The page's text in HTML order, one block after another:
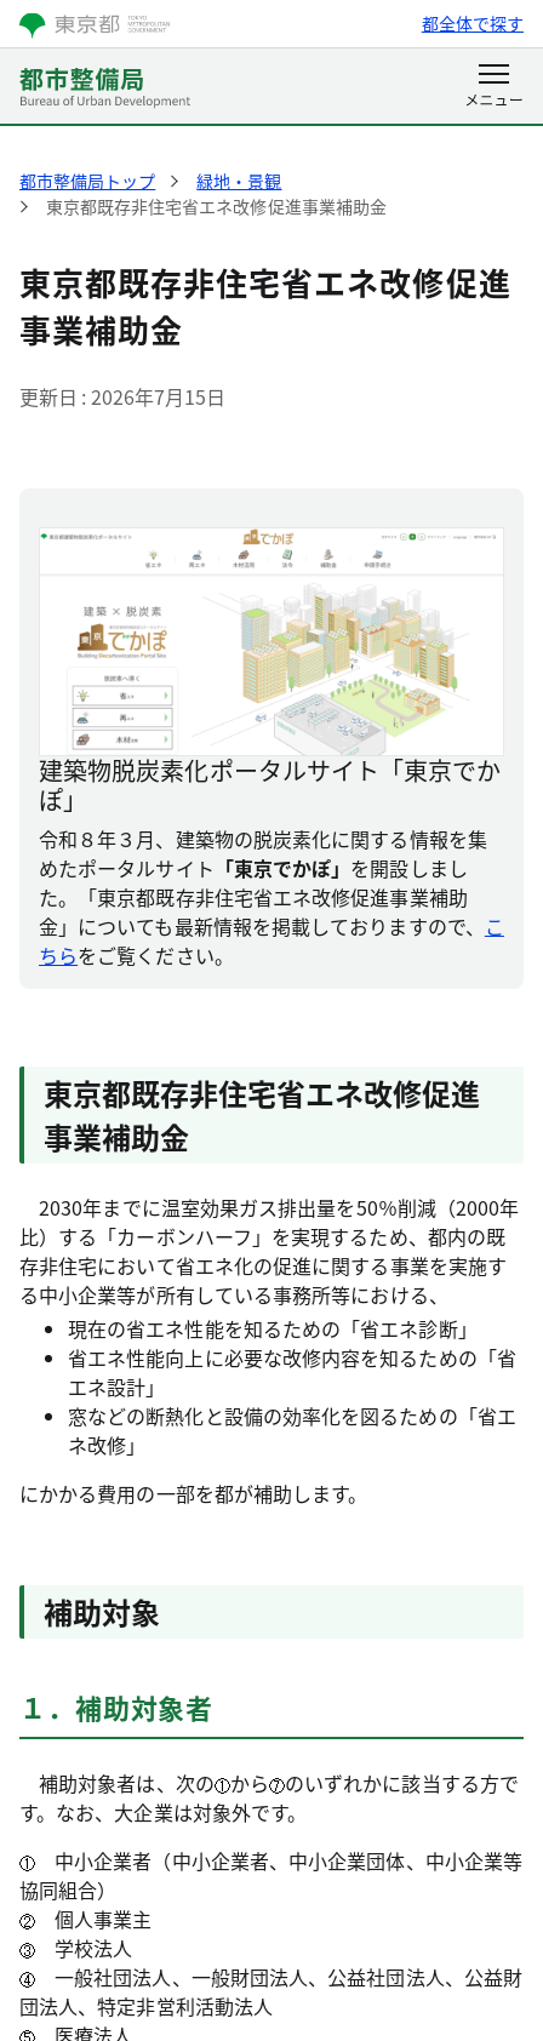
都全体で探す
都市整備局トップ
緑地・景観
東京都既存非住宅省エネ改修促進事業補助金
東京都既存非住宅省エネ改修促進
事業補助金
更新日 2026年7月15日
建築物脱炭素化ポータルサイト「東京でか
ぽ」
令和８年３月、建築物の脱炭素化に関する情報を集
めたポータルサイト 「東京でかぽ」 を開設しまし
た。「東京都既存非住宅省エネ改修促進事業補助
金」についても最新情報を掲載しておりますので、 こ
ちらをご覧ください。
東京都既存非住宅省エネ改修促進
事業補助金
2030年までに温室効果ガス排出量を50％削減（2000年
比）する「カーボンハーフ」を実現するため、都内の既
存非住宅において省エネ化の促進に関する事業を実施す
る中小企業等が所有している事務所等における、
現在の省エネ性能を知るための「省エネ診断」
省エネ性能向上に必要な改修内容を知るための「省
エネ設計」
窓などの断熱化と設備の効率化を図るための「省エ
ネ改修」
にかかる費用の一部を都が補助します。
補助対象
１．補助対象者
補助対象者は、次の から
のいずれかに該当する方で
す。なお、大企業は対象外です。
中小企業者（中小企業者、中小企業団体、中小企業等
協同組合）
個人事業主
学校法人
一般社団法人、一般財団法人、公益社団法人、公益財
団法人、特定非営利活動法人
医療法人